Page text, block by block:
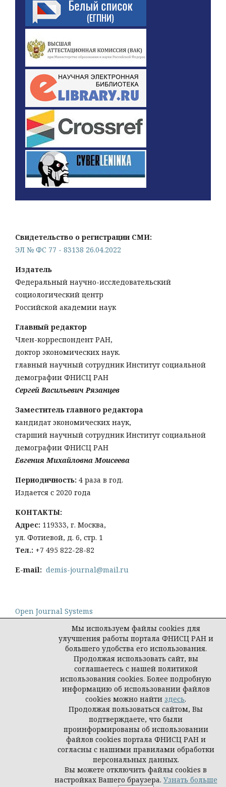
Свидетельство о регистрации СМИ:
ЭЛ № ФС 77 - 83138 26.04.2022
Издатель
Федеральный научно-исследовательский
социологический центр
Российской академии наук
Главный редактор
Член-корреспондент РАН,
доктор экономических наук.
главный научный сотрудник Институт социальной
демографии ФНИСЦ РАН
Сергей Васильевич Рязанцев
Заместитель главного редактора
кандидат экономических наук,
старший научный сотрудник Институт социальной
демографии ФНИСЦ РАН
Евгения Михайловна Моисеева
Периодичность: 4 раза в год.
Издается с 2020 года
КОНТАКТЫ:
Адрес: 119333, г. Москва,
ул. Фотиевой, д. 6, стр. 1
Тел.: +7 495 822-28-82
E-mail: demis-journal@mail.ru
Open Journal Systems
Политика конфиденциальности персональных
© Демис. Демографические исследования, 2026
Мы используем файлы cookies для
улучшения работы портала ФНИСЦ РАН и
большего удобства его использования.
Продолжая использовать сайт, вы
соглашаетесь с нашей политикой
использования cookies. Более подробную
информацию об использовании файлов
cookies можно найти здесь.
Продолжая пользоваться сайтом, Вы
подтверждаете, что были
проинформированы об использовании
файлов cookies портала ФНИСЦ РАН и
согласны с нашими правилами обработки
персональных данных.
Вы можете отключить файлы cookies в
настройках Вашего браузера. Узнать больше